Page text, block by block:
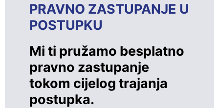
PRAVNO ZASTUPANJE U
POSTUPKU
Mi ti pružamo besplatno
pravno zastupanje
tokom cijelog trajanja
postupka.